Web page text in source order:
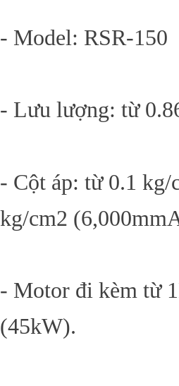
- Model: RSR-150
- Lưu lượng: từ
- Cột áp: từ 0.1
kg/cm2
- Motor đi kèm từ
(45kW).